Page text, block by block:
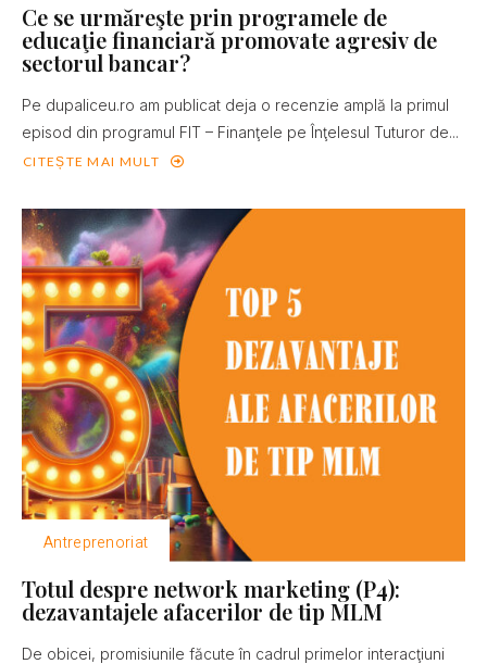
Ce se urmăreşte prin programele de
educaţie financiară promovate agresiv de
sectorul bancar?
Pe dupaliceu.ro am publicat deja o recenzie amplă la primul
episod din programul FIT – Finanţele pe Înţelesul Tuturor de...
CITEȘTE MAI MULT
Antreprenoriat
Totul despre network marketing (P4):
dezavantajele afacerilor de tip MLM
De obicei, promisiunile făcute în cadrul primelor interacţiuni